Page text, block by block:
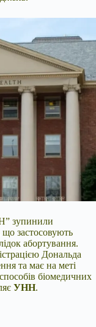
зупинили
що застосовують
абортування.
Дональда
та має на меті
біомедичних
УНН.